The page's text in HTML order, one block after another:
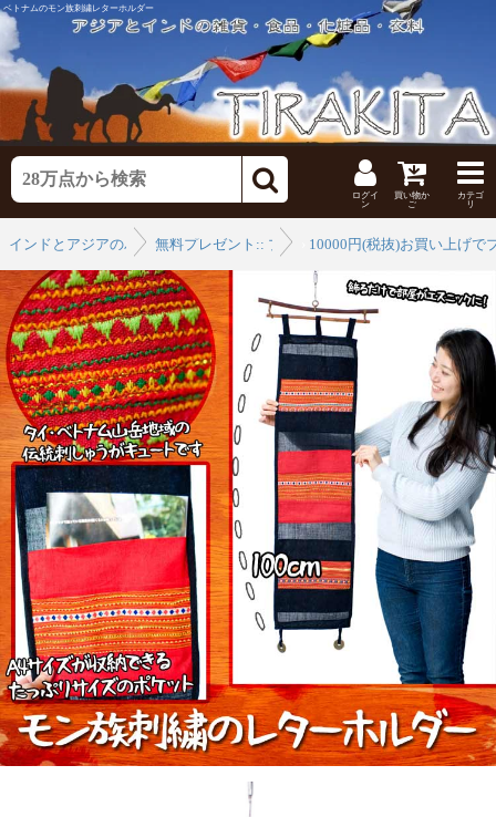
ベトナムのモン族刺繍レターホルダー
ログイ
ン
買い物か
ご
カテゴ
リ
インドとアジアのバッグ無料プレゼント:: プレゼント10000円(税抜)お買い上げで